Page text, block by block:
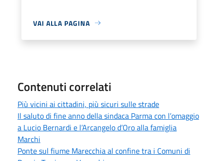
VAI ALLA PAGINA
Contenuti correlati
Più vicini ai cittadini, più sicuri sulle strade
Il saluto di fine anno della sindaca Parma con l’omaggio
a Lucio Bernardi e l’Arcangelo d’Oro alla famiglia
Marchi
Ponte sul fiume Marecchia al confine tra i Comuni di